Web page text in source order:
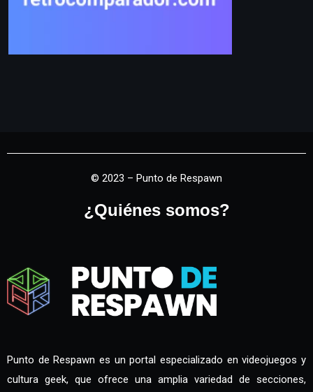
© 2023 – Punto de Respawn
¿Quiénes somos?
Punto de Respawn es un portal especializado en videojuegos y
cultura geek, que ofrece una amplia variedad de secciones,